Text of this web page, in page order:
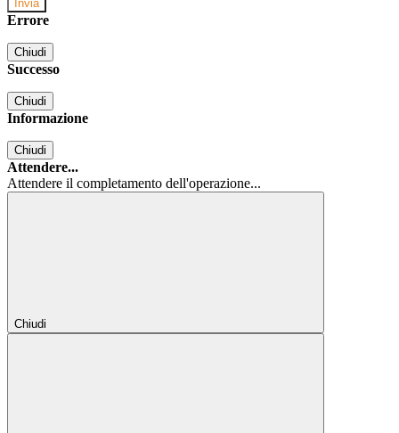
Errore
Chiudi
Successo
Chiudi
Informazione
Chiudi
Attendere...
Attendere il completamento dell'operazione...
Chiudi